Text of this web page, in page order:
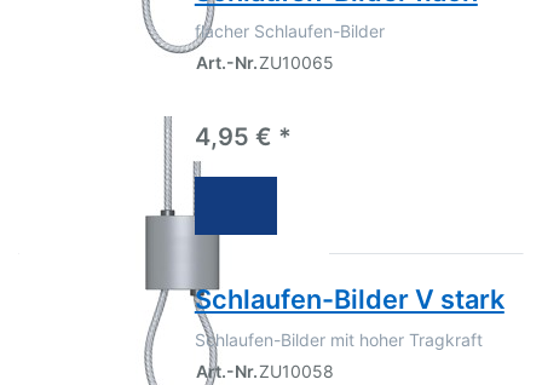
flacher Schlaufen-Bilder
Art.-Nr.ZU10065
4,95 € *
Schlaufen-Bilder V stark
Schlaufen-Bilder mit hoher Tragkraft
Art.-Nr.ZU10058